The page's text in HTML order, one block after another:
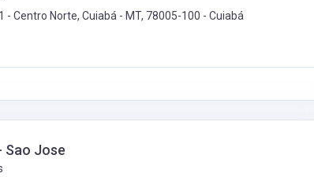
- Centro Norte, Cuiabá - MT, 78005-100 -Cuiabá
Sao Jose